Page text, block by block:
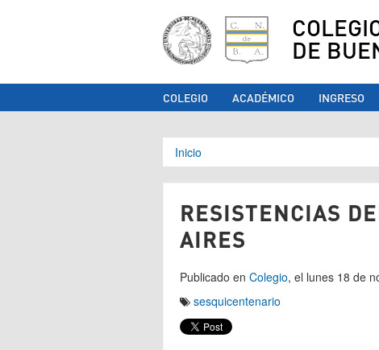
DE
COLEGIO ACADÉMICO INGRESO
Se encuentra
Inicio
RESISTENCIAS
AIRES
Publicado en Colegio, el lunes 18 de
sesquicentenario